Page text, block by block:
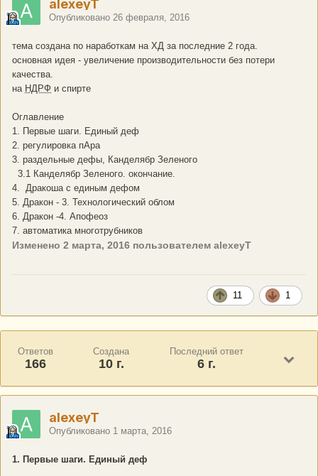
alexeyT
Опубликовано 26 февраля, 2016
тема создана по наработкам на ХД за последние 2 года.
основная идея - увеличение производительности без потери
качества.
на НДРФ и спирте
Оглавление
1. Первые шаги. Единый деф
2. регулировка пАра
3. раздельные дефы, Канделябр Зеленого
3.1 Канделябр Зеленого. окончание.
4. Дракоша с единым дефом
5. Дракон - 3. Технологический облом
6. Дракон -4. Апофеоз
7. автоматика многотрубников
Изменено 2 марта, 2016 пользователем alexeyT
11 1
Ответов
166
Создана
10 г.
Последний ответ
6 г.
alexeyT
Опубликовано 1 марта, 2016
1. Первые шаги. Единый деф